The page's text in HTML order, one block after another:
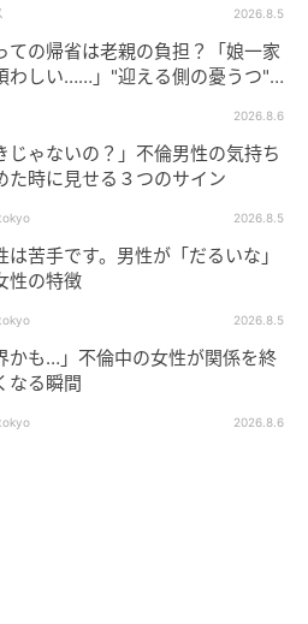
2026.8.5
ての帰省は老親の負担？「娘一家
わしい……」"迎える側の憂うつ"の
2026.8.6
じゃないの？」不倫男性の気持ち
た時に見せる３つのサイン
2026.8.5
は苦手です。男性が「だるいな」
性の特徴
2026.8.5
かも…」不倫中の女性が関係を終
なる瞬間
2026.8.6